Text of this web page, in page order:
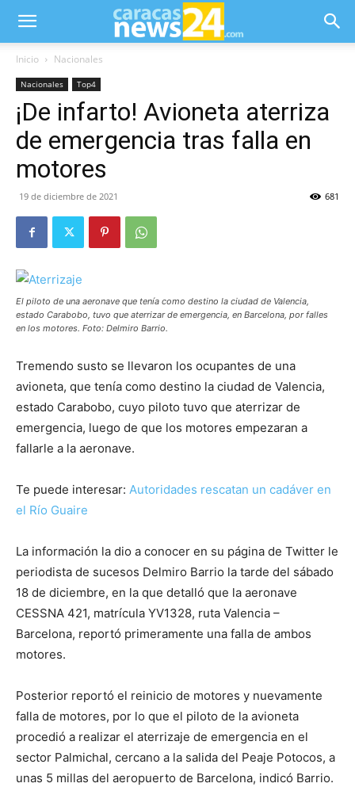
Inicio Nacionales
Nacionales Top4
¡De infarto! Avioneta aterriza
de emergencia tras falla en
motores
19 de diciembre de 2021 681
El piloto de una aeronave que tenía como destino la ciudad de Valencia,
estado Carabobo, tuvo que aterrizar de emergencia, en Barcelona, por falles
en los motores. Foto: Delmiro Barrio.
Tremendo susto se llevaron los ocupantes de una
avioneta, que tenía como destino la ciudad de Valencia,
estado Carabobo, cuyo piloto tuvo que aterrizar de
emergencia, luego de que los motores empezaran a
fallarle a la aeronave.
Te puede interesar: Autoridades rescatan un cadáver en
el Río Guaire
La información la dio a conocer en su página de Twitter le
periodista de sucesos Delmiro Barrio la tarde del sábado
18 de diciembre, en la que detalló que la aeronave
CESSNA 421, matrícula YV1328, ruta Valencia –
Barcelona, reportó primeramente una falla de ambos
motores.
Posterior reportó el reinicio de motores y nuevamente
falla de motores, por lo que el piloto de la avioneta
procedió a realizar el aterrizaje de emergencia en el
sector Palmichal, cercano a la salida del Peaje Potocos, a
unas 5 millas del aeropuerto de Barcelona, indicó Barrio.